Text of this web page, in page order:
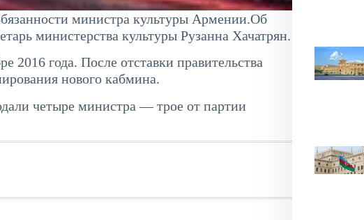
министра культуры Армении.Об
министерства культуры Рузанна Хачатрян.
года. После отставки правительства
нового кабмина.
четыре министра — трое от партии